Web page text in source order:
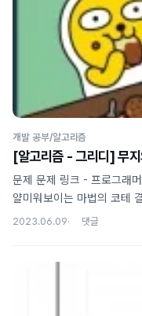
solution(final int days,
개발 공부/알고리즘
[알고리즘 - 그리디]
문제 문제 링크 - 프로그래
얄미워보이는 마법의 코테
음식을 먹는데 k초뒤에 어
2023.06.09